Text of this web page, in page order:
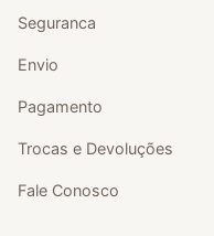
Seguranca
Envio
Pagamento
Trocas e Devoluções
Fale Conosco